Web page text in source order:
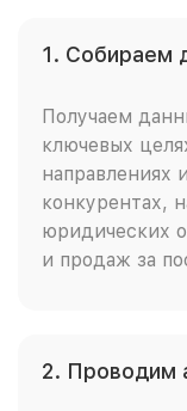
1. Собираем
Получаем
ключевых
направлениях
конкурентах,
юридических
и продаж за
2. Проводим